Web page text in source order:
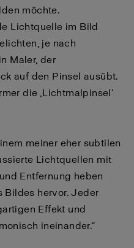
möchte.
Lichtquelle im Bild
je nach
Maler, der
auf den Pinsel ausübt.
die ‚Lichtmalpinsel‘
meiner eher subtilen
Lichtquellen mit
Entfernung heben
Bildes hervor. Jeder
Effekt und
ineinander.“